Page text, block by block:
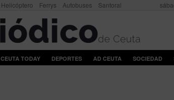
Helicóptero Ferrys Autobuses Santoral
CEUTA TODAY DEPORTES AD CEUTA SOCIEDAD